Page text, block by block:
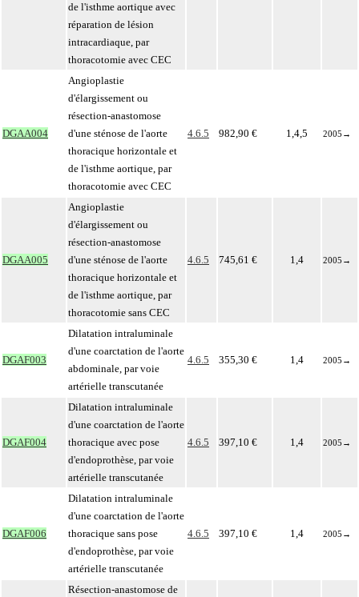
de l'isthme aortique avec
réparation de lésion
intracardiaque, par
thoracotomie avec CEC
DGAA004
Angioplastie
d'élargissement ou
résection-anastomose
d'une sténose de l'aorte
thoracique horizontale et
de l'isthme aortique, par
thoracotomie avec CEC
4.6.5 982,90 € 1,4,5 2005 →
DGAA005
Angioplastie
d'élargissement ou
résection-anastomose
d'une sténose de l'aorte
thoracique horizontale et
de l'isthme aortique, par
thoracotomie sans CEC
4.6.5 745,61 € 1,4 2005 →
DGAF003
Dilatation intraluminale
d'une coarctation de l'aorte
abdominale, par voie
artérielle transcutanée
4.6.5 355,30 € 1,4 2005 →
DGAF004
Dilatation intraluminale
d'une coarctation de l'aorte
thoracique avec pose
d'endoprothèse, par voie
artérielle transcutanée
4.6.5 397,10 € 1,4 2005 →
DGAF006
Dilatation intraluminale
d'une coarctation de l'aorte
thoracique sans pose
d'endoprothèse, par voie
artérielle transcutanée
4.6.5 397,10 € 1,4 2005 →
Résection-anastomose de